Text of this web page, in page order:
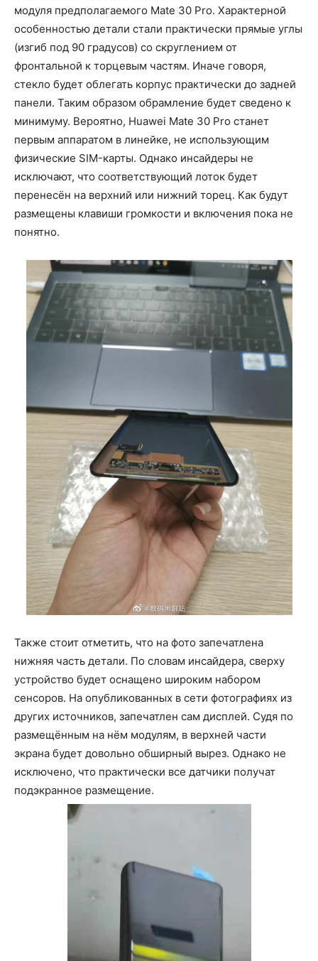
модуля предполагаемого Mate 30 Pro. Характерной
особенностью детали стали практически прямые углы
(изгиб под 90 градусов) со скруглением от
фронтальной к торцевым частям. Иначе говоря,
стекло будет облегать корпус практически до задней
панели. Таким образом обрамление будет сведено к
минимуму. Вероятно, Huawei Mate 30 Pro станет
первым аппаратом в линейке, не использующим
физические SIM-карты. Однако инсайдеры не
исключают, что соответствующий лоток будет
перенесён на верхний или нижний торец. Как будут
размещены клавиши громкости и включения пока не
понятно.
Также стоит отметить, что на фото запечатлена
нижняя часть детали. По словам инсайдера, сверху
устройство будет оснащено широким набором
сенсоров. На опубликованных в сети фотографиях из
других источников, запечатлен сам дисплей. Судя по
размещённым на нём модулям, в верхней части
экрана будет довольно обширный вырез. Однако не
исключено, что практически все датчики получат
подэкранное размещение.